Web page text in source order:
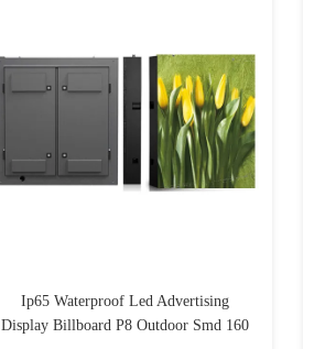
Ip65 Waterproof Led Advertising
Display Billboard P8 Outdoor Smd 160